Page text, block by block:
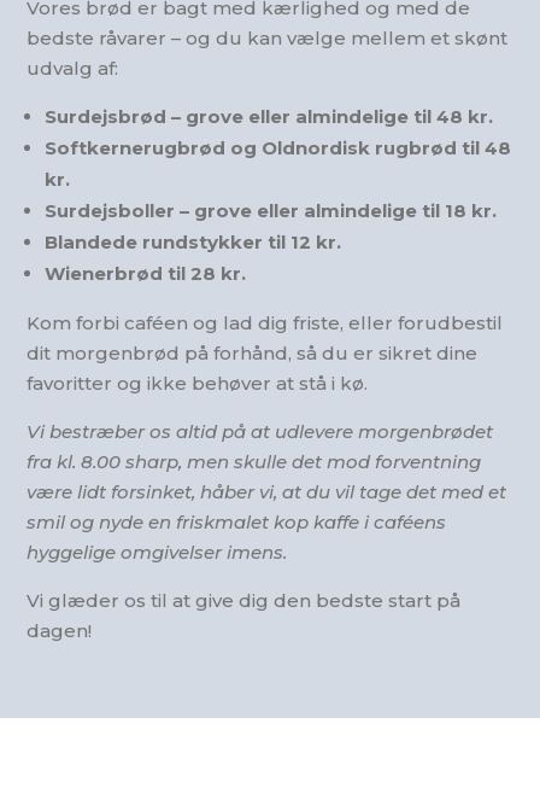
Vores brød er bagt med kærlighed og med de
bedste råvarer – og du kan vælge mellem et skønt
udvalg af:
Surdejsbrød – grove eller almindelige til 48 kr.
Softkernerugbrød og Oldnordisk rugbrød til 48
kr.
Surdejsboller – grove eller almindelige til 18 kr.
Blandede rundstykker til 12 kr.
Wienerbrød til 28 kr.
Kom forbi caféen og lad dig friste, eller forudbestil
dit morgenbrød på forhånd, så du er sikret dine
favoritter og ikke behøver at stå i kø.
Vi bestræber os altid på at udlevere morgenbrødet
fra kl. 8.00 sharp, men skulle det mod forventning
være lidt forsinket, håber vi, at du vil tage det med et
smil og nyde en friskmalet kop kaffe i caféens
hyggelige omgivelser imens.
Vi glæder os til at give dig den bedste start på
dagen!